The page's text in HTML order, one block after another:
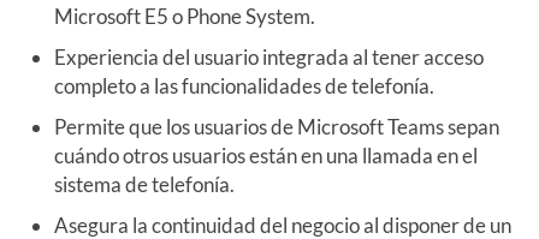
Microsoft E5 o Phone System.
Experiencia del usuario integrada al tener acceso
completo a las funcionalidades de telefonía.
Permite que los usuarios de Microsoft Teams sepan
cuándo otros usuarios están en una llamada en el
sistema de telefonía.
Asegura la continuidad del negocio al disponer de un